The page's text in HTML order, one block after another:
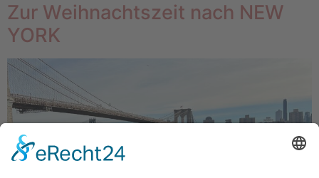
Zur Weihnachtszeit nach NEW
YORK